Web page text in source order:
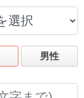
男性